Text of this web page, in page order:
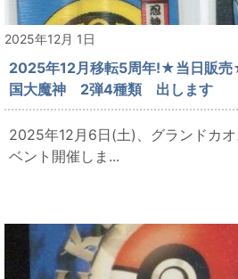
2025年12月 1日
2025年12月移転5周年!★当日販
国大魔神 2弾4種類 出します
2025年12月6日(土)、グランドカ
ベント開催しま...